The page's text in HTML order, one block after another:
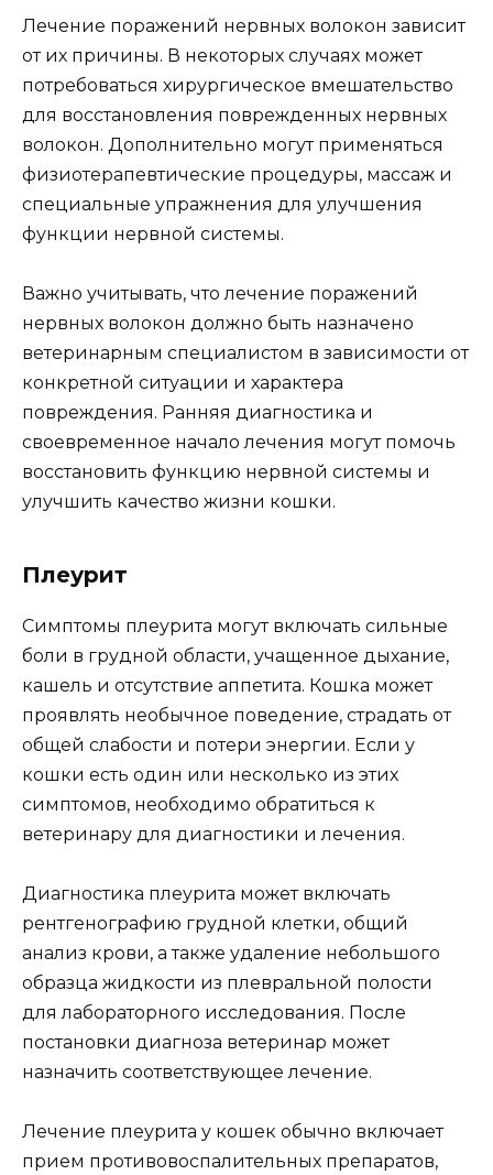
Лечение поражений нервных волокон зависит
от их причины. В некоторых случаях может
потребоваться хирургическое вмешательство
для восстановления поврежденных нервных
волокон. Дополнительно могут применяться
физиотерапевтические процедуры, массаж и
специальные упражнения для улучшения
функции нервной системы.
Важно учитывать, что лечение поражений
нервных волокон должно быть назначено
ветеринарным специалистом в зависимости от
конкретной ситуации и характера
повреждения. Ранняя диагностика и
своевременное начало лечения могут помочь
восстановить функцию нервной системы и
улучшить качество жизни кошки.
Плеурит
Симптомы плеурита могут включать сильные
боли в грудной области, учащенное дыхание,
кашель и отсутствие аппетита. Кошка может
проявлять необычное поведение, страдать от
общей слабости и потери энергии. Если у
кошки есть один или несколько из этих
симптомов, необходимо обратиться к
ветеринару для диагностики и лечения.
Диагностика плеурита может включать
рентгенографию грудной клетки, общий
анализ крови, а также удаление небольшого
образца жидкости из плевральной полости
для лабораторного исследования. После
постановки диагноза ветеринар может
назначить соответствующее лечение.
Лечение плеурита у кошек обычно включает
прием противовоспалительных препаратов,